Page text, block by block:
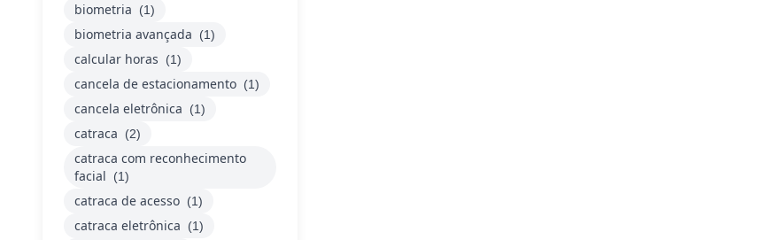
biometria (1)
biometria avançada (1)
calcular horas (1)
cancela de estacionamento (1)
cancela eletrônica (1)
catraca (2)
catraca com reconhecimento
facial
(1)
catraca de acesso (1)
catraca eletrônica (1)